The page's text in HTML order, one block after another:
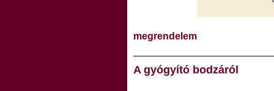
megrendelem
A gyógyító bodzáról